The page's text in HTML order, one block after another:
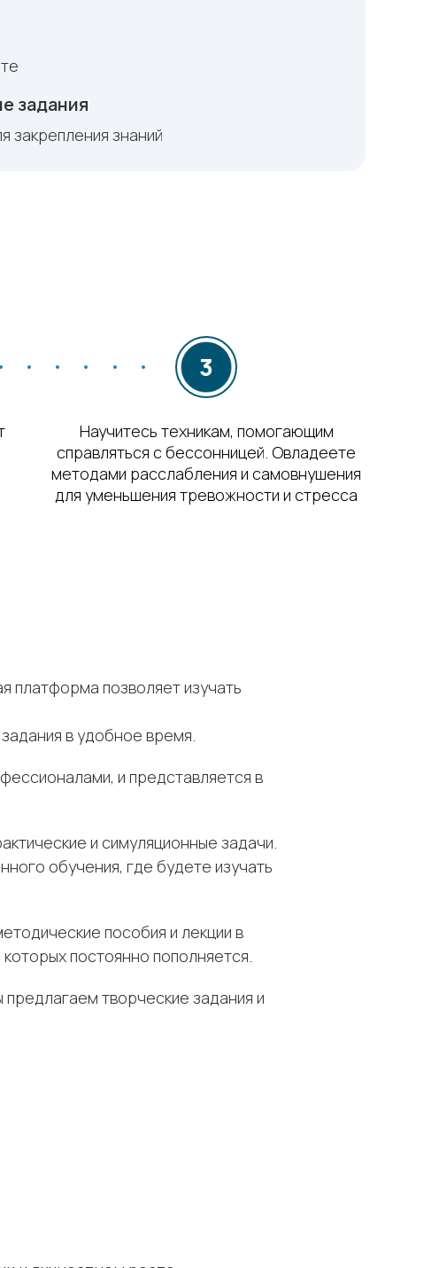
задания
закрепления знаний
Научитесь техникам, помогающим
справляться с бессонницей. Овладеете
методами расслабления и самовнушения
для уменьшения тревожности и стресса
платформа позволяет изучать
в удобное время.
и представляется в
и симуляционные задачи.
обучения, где будете изучать
пособия и лекции в
постоянно пополняется.
творческие задания и